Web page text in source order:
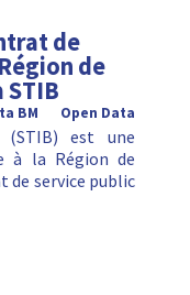
de
de
Open Data
BM
(STIB) est une
à la Région de
de service public